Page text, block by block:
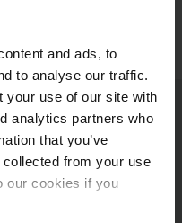
and ads, to
to analyse our traffic.
your use of our site with
analytics partners who
that you’ve
collected from your use
our cookies if you